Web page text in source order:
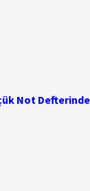
Not